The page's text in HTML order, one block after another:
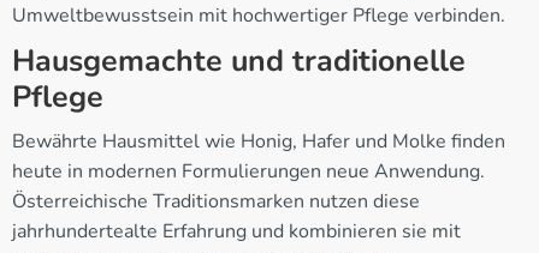
Umweltbewusstsein mit hochwertiger Pflege verbinden.
Hausgemachte und traditionelle
Pflege
Bewährte Hausmittel wie Honig, Hafer und Molke finden
heute in modernen Formulierungen neue Anwendung.
Österreichische Traditionsmarken nutzen diese
jahrhundertealte Erfahrung und kombinieren sie mit